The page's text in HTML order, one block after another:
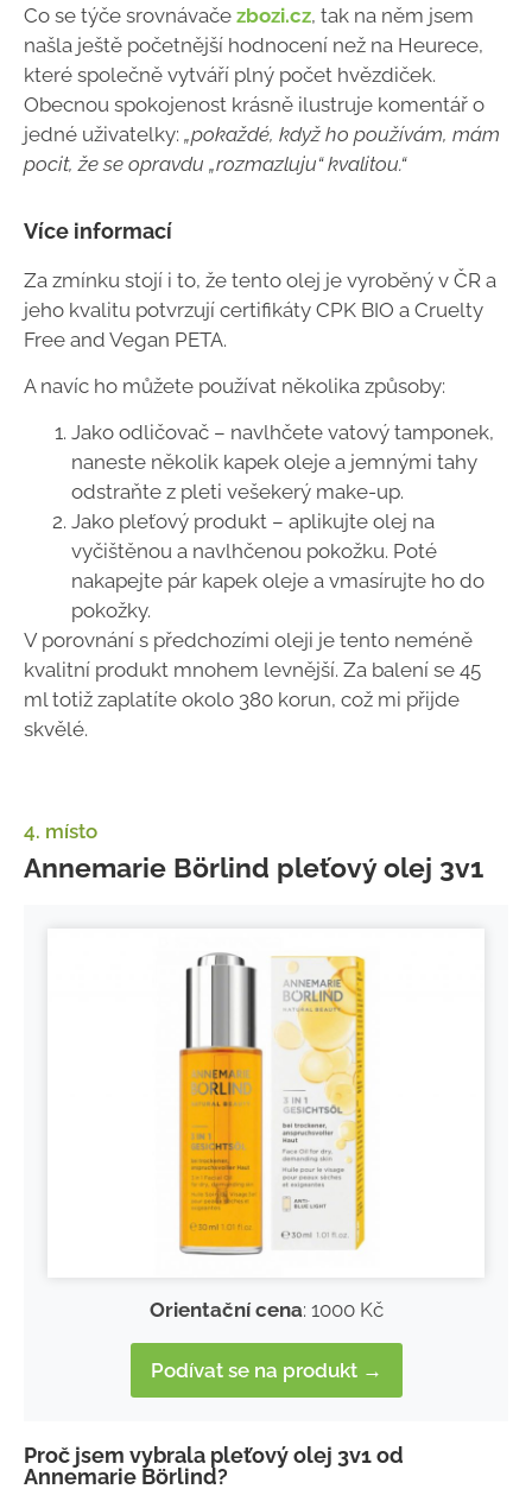
Co se týče srovnávače zbozi.cz, tak na něm jsem
našla ještě početnější hodnocení než na Heurece,
které společně vytváří plný počet hvězdiček.
Obecnou spokojenost krásně ilustruje komentář o
jedné uživatelky: „pokaždé, když ho používám, mám
pocit, že se opravdu „rozmazluju“ kvalitou.“
Více informací
Za zmínku stojí i to, že tento olej je vyroběný v ČR a
jeho kvalitu potvrzují certifikáty CPK BIO a Cruelty
Free and Vegan PETA.
A navíc ho můžete používat několika způsoby:
Jako odličovač – navlhčete vatový tamponek,
naneste několik kapek oleje a jemnými tahy
odstraňte z pleti vešekerý make-up.
Jako pleťový produkt – aplikujte olej na
vyčištěnou a navlhčenou pokožku. Poté
nakapejte pár kapek oleje a vmasírujte ho do
pokožky.
V porovnání s předchozími oleji je tento neméně
kvalitní produkt mnohem levnější. Za balení se 45
ml totiž zaplatíte okolo 380 korun, což mi přijde
skvělé.
4. místo
Annemarie Börlind pleťový olej 3v1
Orientační cena: 1000 Kč
Podívat se na produkt →
Proč jsem vybrala pleťový olej 3v1 od
Annemarie Börlind?